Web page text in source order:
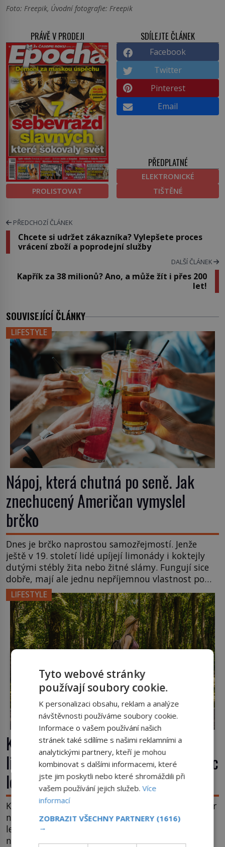
Foto: Freepik, Úvodní fotografie: Freepik
PRÁVĚ V PRODEJI
PROLISTOVAT
SDÍLEJTE ČLÁNEK
Facebook
Twitter
Pinterest
Email
PŘEDPLATNÉ
ELEKTRONICKÉ
TIŠTĚNÉ
PŘEDCHOZÍ ČLÁNEK
Chcete si udržet zákazníka? Vylepšete proces
vrácení zboží a poprodejní služby
DALŠÍ ČLÁNEK
Kapřík za 38 milionů? Ano, a může žít i přes 200
let!
SOUVISEJÍCÍ ČLÁNKY
LIFESTYLE
Nápoj, která chutná po seně. Jak
znechucený Američan vymyslel
brčko
Dnes je brčko naprostou samozřejmostí. Jenže
ještě v 19. století lidé upíjejí limonády i koktejly
dutými stébly žita nebo žitné slámy. Fungují sice
dobře, mají ale jednu nepříjemnou vlastnost po
chvíli se rozmáčejí a nápoji dodávají travnatou
příchuť. Právě tahle drobná nepříjemnost přivede
amerického výrobce cigaretových náustků k
nápadu, který změní způsob pití po celém […]
LIFESTYLE
Kufr, který se konečně rozjede. Proč
lidé čekají na kolečka téměř pět tisíc
let?
Kolo patří k nejstarším vynálezům lidstva, ale kufr
na kolečkách se objevuje až ve 20. století. Po tisíce
let lidé vláčejí těžká zavazadla v rukou, na zádech
nebo je nakládají na povozy. Stačí přitom jediný
Tyto webové stránky
používají soubory cookie.
K personalizaci obsahu, reklam a analýze
návštěvnosti používáme soubory cookie.
Informace o vašem používání našich
stránek také sdílíme s našimi reklamními a
analytickými partnery, kteří je mohou
kombinovat s dalšími informacemi, které
jste jim poskytli nebo které shromáždili při
vašem používání jejich služeb.Více
informací
ZOBRAZIT VŠECHNY PARTNERY (1616)
→